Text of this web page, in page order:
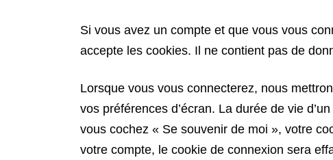
Si vous avez un compte et que vous vous
accepte les cookies. Il ne contient pas de
Lorsque vous vous connecterez, nous
vos préférences d’écran. La durée de vie
vous cochez « Se souvenir de moi », votre
votre compte, le cookie de connexion sera